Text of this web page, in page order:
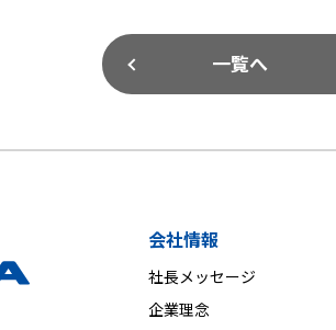
一覧へ
会社情報
社長メッセージ
企業理念